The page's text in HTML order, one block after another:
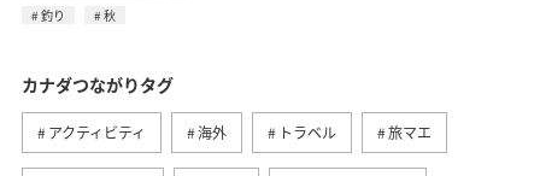
釣り
秋
カナダつながりタグ
アクティビティ 海外 トラベル 旅マエ